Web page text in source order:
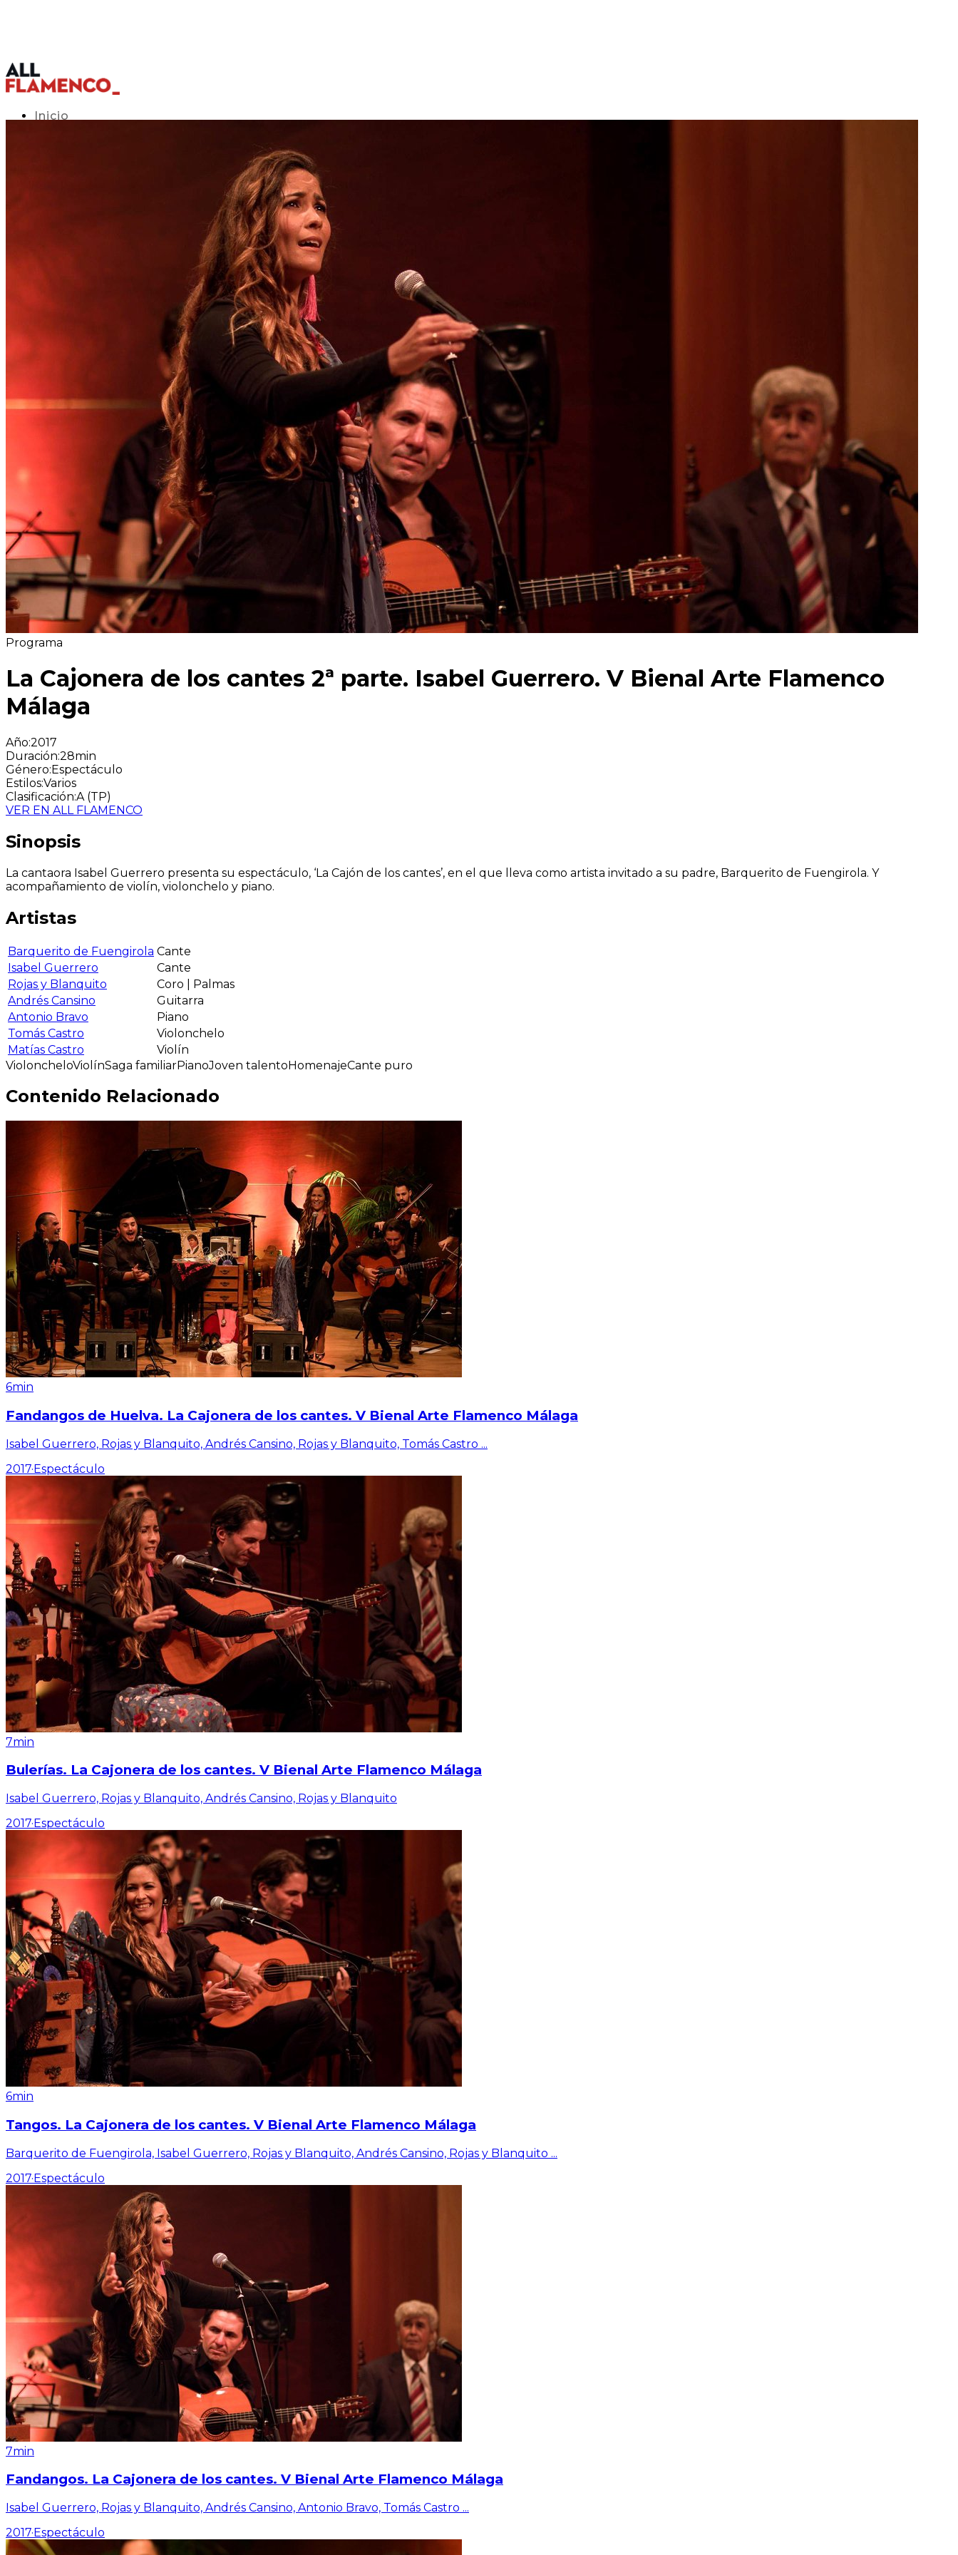
Inicio
Programa
La Cajonera de los cantes 2ª parte. Isabel Guerrero. V Bienal Arte Flamenco
Málaga
Año:2017
Duración:28min
Género:Espectáculo
Estilos:Varios
Clasificación:A (TP)
VER EN ALL FLAMENCO
Sinopsis
La cantaora Isabel Guerrero presenta su espectáculo, ‘La Cajón de los cantes’, en el que lleva como artista invitado a su padre, Barquerito de Fuengirola. Y
acompañamiento de violín, violonchelo y piano.
Artistas
Barquerito de Fuengirola Cante
Isabel Guerrero
Cante
Rojas y Blanquito
Coro | Palmas
Andrés Cansino
Guitarra
Antonio Bravo
Piano
Tomás Castro
Violonchelo
Matías Castro
Violín
VioloncheloViolínSaga familiarPianoJoven talentoHomenajeCante puro
Contenido Relacionado
6min
Fandangos de Huelva. La Cajonera de los cantes. V Bienal Arte Flamenco Málaga
Isabel Guerrero, Rojas y Blanquito, Andrés Cansino, Rojas y Blanquito, Tomás Castro ...
2017·Espectáculo
7min
Bulerías. La Cajonera de los cantes. V Bienal Arte Flamenco Málaga
Isabel Guerrero, Rojas y Blanquito, Andrés Cansino, Rojas y Blanquito
2017· Espectáculo
6min
Tangos. La Cajonera de los cantes. V Bienal Arte Flamenco Málaga
Barquerito de Fuengirola, Isabel Guerrero, Rojas y Blanquito, Andrés Cansino, Rojas y Blanquito ...
2017·Espectáculo
7min
Fandangos. La Cajonera de los cantes. V Bienal Arte Flamenco Málaga
Isabel Guerrero, Rojas y Blanquito, Andrés Cansino, Antonio Bravo, Tomás Castro ...
2017·Espectáculo